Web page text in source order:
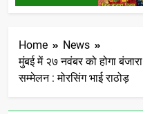
Home
News
मुंबई में २७ नवंबर को होगा
सम्मेलन : मोरसिंग भाई राठोड़